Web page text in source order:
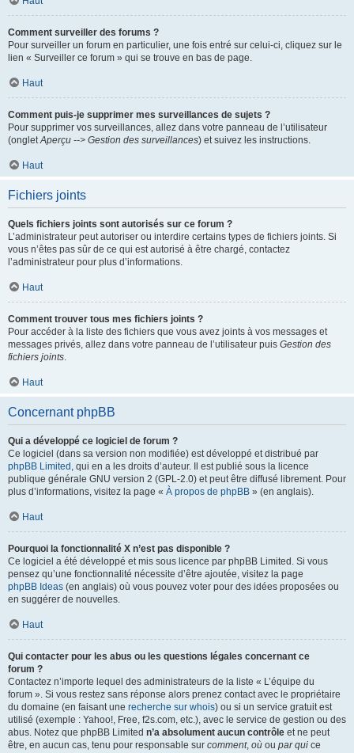
Comment surveiller des forums ?
Pour surveiller un forum en particulier, une fois entré sur celui-ci, cliquez sur le
lien « Surveiller ce forum » qui se trouve en bas de page.
Haut
Comment puis-je supprimer mes surveillances de sujets ?
Pour supprimer vos surveillances, allez dans votre panneau de l’utilisateur
(ongletAperçu --> Gestion des surveillances) et suivez les instructions.
Haut
Fichiers joints
Quels fichiers joints sont autorisés sur ce forum ?
L’administrateur peut autoriser ou interdire certains types de fichiers joints. Si
vous n’êtes pas sûr de ce qui est autorisé à être chargé, contactez
l’administrateur pour plus d’informations.
Haut
Comment trouver tous mes fichiers joints ?
Pour accéder à la liste des fichiers que vous avez joints à vos messages et
messages privés, allez dans votre panneau de l’utilisateur puis Gestion des
fichiers joints.
Haut
Concernant phpBB
Qui a développé ce logiciel de forum ?
Ce logiciel (dans sa version non modifiée) est développé et distribué par
phpBB Limited , qui en a les droits d’auteur. Il est publié sous la licence
publique générale GNU version 2 (GPL-2.0) et peut être diffusé librement. Pour
plus d’informations, visitez la page « À propos de phpBB » (en anglais).
Haut
Pourquoi la fonctionnalité X n’est pas disponible ?
Ce logiciel a été développé et mis sous licence par phpBB Limited. Si vous
pensez qu’une fonctionnalité nécessite d’être ajoutée, visitez la page
phpBB Ideas (en anglais) où vous pouvez voter pour des idées proposées ou
en suggérer de nouvelles.
Haut
Qui contacter pour les abus ou les questions légales concernant ce
forum ?
Contactez n’importe lequel des administrateurs de la liste « L’équipe du
forum ». Si vous restez sans réponse alors prenez contact avec le propriétaire
du domaine (en faisant une recherche sur whois) ou si un service gratuit est
utilisé (exemple : Yahoo!, Free, f2s.com, etc.), avec le service de gestion ou des
abus. Notez que phpBB Limited n’a absolument aucun contrôle et ne peut
être, en aucun cas, tenu pour responsable sur comment, où ou par qui ce